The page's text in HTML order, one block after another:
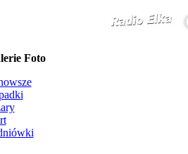
Foto